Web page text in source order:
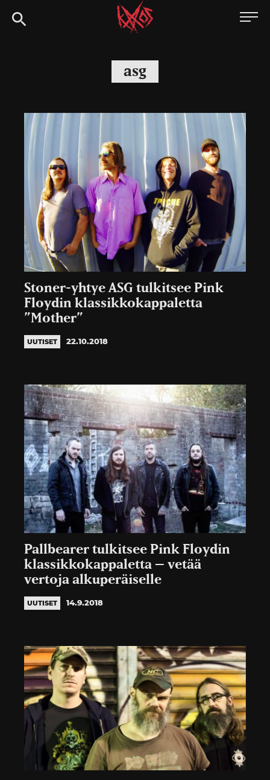
Siirry
suoraan
Kaaoszine
asg
Stoner-yhtye ASG tulkitsee Pink
Floydin klassikkokappaletta
”Mother”
UUTISET 22.10.2018
Pallbearer tulkitsee Pink Floydin
klassikkokappaletta – vetää
vertoja alkuperäiselle
UUTISET 14.9.2018